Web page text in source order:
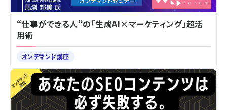
“仕事ができる人”の「生成AI×マーケティング」超活
用術
オンデマンド講座